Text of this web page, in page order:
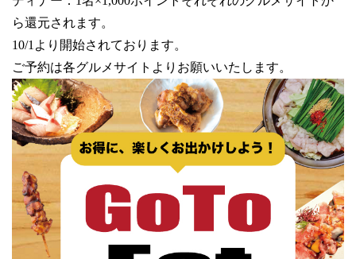
ら還元されます。
10/1より開始されております。
ご予約は各グルメサイトよりお願いいたします。